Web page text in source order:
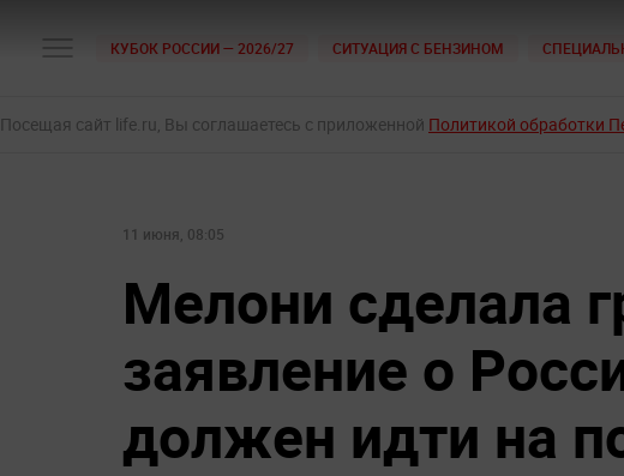
КУБОК РОССИИ — 2026/27 СИТУАЦИЯ С БЕНЗИНОМ
Посещая сайт life.ru, Вы соглашаетесь с приложенной Политикой обработки
11 июня, 08:05
Мелони сделала
заявление о
должен идти на